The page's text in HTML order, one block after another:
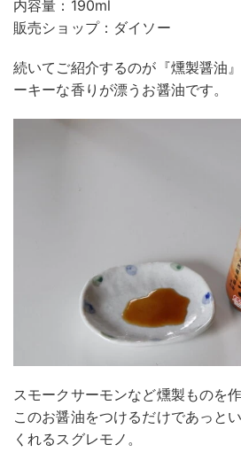
内容量：190ml
販売ショップ：ダイソー
続いてご紹介するのが『燻製醤油
ーキーな香りが漂うお醤油です。
スモークサーモンなど燻製ものを
このお醤油をつけるだけであっと
くれるスグレモノ。